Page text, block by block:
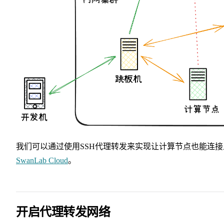
我们可以通过使用SSH代理转发来实现让计算节点也能连
SwanLab Cloud。
开启代理转发网络